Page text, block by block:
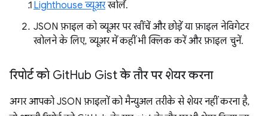
Lighthouse व्यूअरखोलें.
JSON फ़ाइल को व्यूअर पर खींचें और छोड़ें या फ़ाइल नेविगेटर
खोलने के लिए, व्यूअर में कहीं भी क्लिक करें और फ़ाइल चुनें.
रिपोर्ट को GitHub Gist के तौर पर शेयर करना
अगर आपको JSON फ़ाइलों को मैन्युअल तरीके से शेयर नहीं करना है,